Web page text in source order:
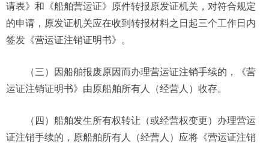
请表》和《船舶营运证》原件转报原发证机关，对符合规定
的申请，原发证机关应在收到转报材料之日起三个工作日内
签发《营运证注销证明书》。
（三）因船舶报废原因而办理营运证注销手续的，《营
运证注销证明书》由原船舶所有人（经营人）收存。
（四）船舶发生所有权转让（或经营权变更）办理营运
证注销手续的，原船舶所有人（经营人）应将《营运证注销